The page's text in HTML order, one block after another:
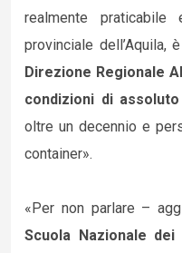
realmente
provinciale dell’Aquila,
Direzione Regionale
condizioni di
oltre un decennio e
container».
«Per non parlare –
Scuola Nazionale